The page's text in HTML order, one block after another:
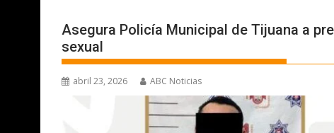
Asegura Policía Municipal de Tijuana a
sexual
abril 23, 2026 ABC Noticias